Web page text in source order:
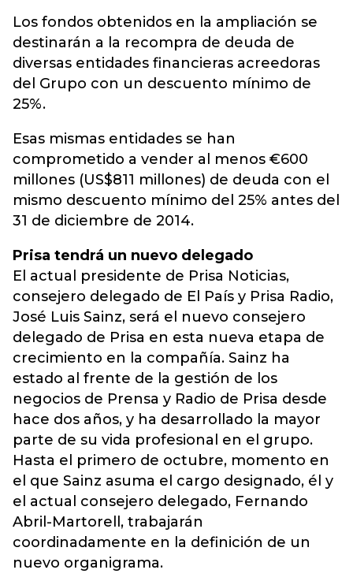
Los fondos obtenidos en la ampliación se
destinarán a la recompra de deuda de
diversas entidades financieras acreedoras
del Grupo con un descuento mínimo de
25%.
Esas mismas entidades se han
comprometido a vender al menos €600
millones (US$811 millones) de deuda con el
mismo descuento mínimo del 25% antes del
31 de diciembre de 2014.
Prisa tendrá un nuevo delegado
El actual presidente de Prisa Noticias,
consejero delegado de El País y Prisa Radio,
José Luis Sainz, será el nuevo consejero
delegado de Prisa en esta nueva etapa de
crecimiento en la compañía. Sainz ha
estado al frente de la gestión de los
negocios de Prensa y Radio de Prisa desde
hace dos años, y ha desarrollado la mayor
parte de su vida profesional en el grupo.
Hasta el primero de octubre, momento en
el que Sainz asuma el cargo designado, él y
el actual consejero delegado, Fernando
Abril-Martorell, trabajarán
coordinadamente en la definición de un
nuevo organigrama.